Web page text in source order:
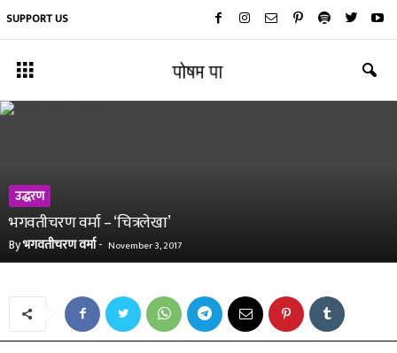
SUPPORT US
उद्धरण
भगवतीचरण वर्मा – ‘चित्रलेखा’
Byभगवतीचरण वर्मा- November 3, 2017